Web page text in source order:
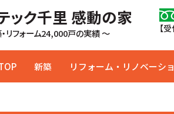
ック千里 感動の家
リフォーム24,000戸の実績 ～ 【
新築 リフォーム・リノベーシ